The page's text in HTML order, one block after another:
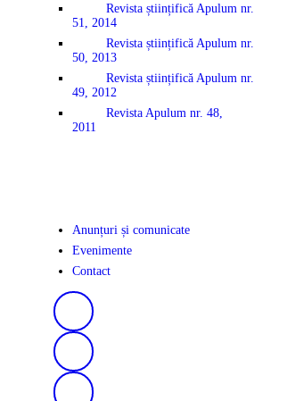
Revista științifică Apulum nr.
51, 2014
Revista științifică Apulum nr.
50, 2013
Revista științifică Apulum nr.
49, 2012
Revista Apulum nr. 48,
2011
Anunțuri și comunicate
Evenimente
Contact